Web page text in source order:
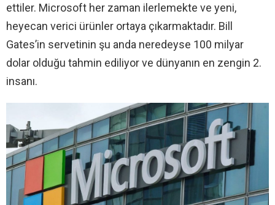
ettiler. Microsoft her zaman ilerlemekte ve yeni,
heyecan verici ürünler ortaya çıkarmaktadır. Bill
Gates’in servetinin şu anda neredeyse 100 milyar
dolar olduğu tahmin ediliyor ve dünyanın en zengin 2.
insanı.